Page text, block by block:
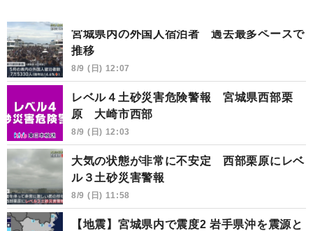
宮城県内の外国人宿泊者 過去最多ペースで
推移
8/9 (日) 12:07
レベル４土砂災害危険警報 宮城県西部栗
原 大崎市西部
8/9 (日) 12:03
大気の状態が非常に不安定 西部栗原にレベ
ル３土砂災害警報
8/9 (日) 11:58
【地震】宮城県内で震度2 岩手県沖を震源と